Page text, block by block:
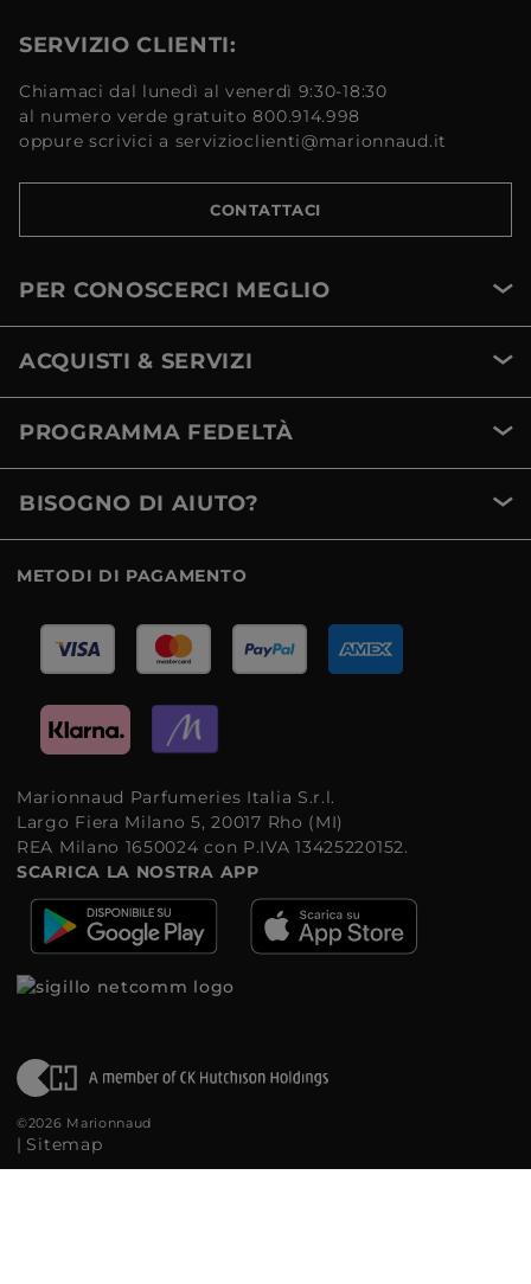
SERVIZIO CLIENTI:
Chiamaci dal lunedì al venerdì 9:30-18:30
al numero verde gratuito 800.914.998
oppure scrivici a servizioclienti@marionnaud.it
CONTATTACI
PER CONOSCERCI MEGLIO
ACQUISTI & SERVIZI
PROGRAMMA FEDELTÀ
BISOGNO DI AIUTO?
METODI DI PAGAMENTO
Marionnaud Parfumeries Italia S.r.l.
Largo Fiera Milano 5, 20017 Rho (MI)
REA Milano 1650024 con P.IVA 13425220152.
SCARICA LA NOSTRA APP
©2026 Marionnaud
| Sitemap